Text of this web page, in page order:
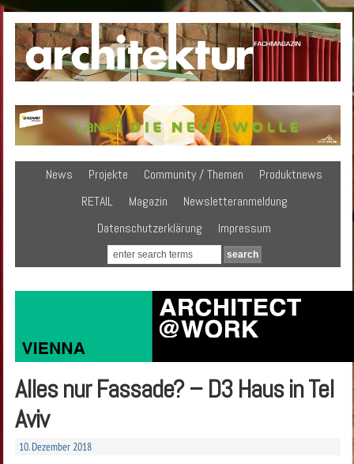
News Projekte Community / Themen
Produktnews
RETAIL
Magazin
Newsletteranmeldung
Datenschutzerklärung
Impressum
Alles nur Fassade? – D3 Haus in Tel
Aviv
10. Dezember 2018